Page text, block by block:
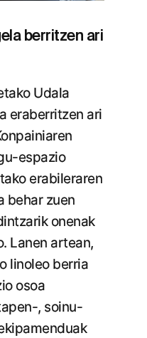
berritzen ari
Udala
eraberritzen ari
espazio
erabileraren
behar zuen
onenak
Lanen artean,
linoleo berria
osoa
, soinu-